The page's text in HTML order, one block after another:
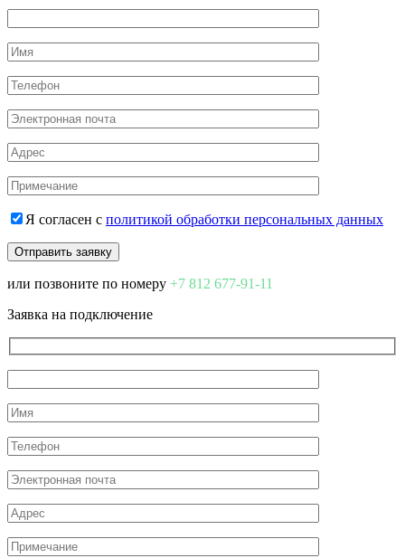
Я согласен с политикой обработки персональных данных
или позвоните по номеру +7 812 677-91-11
Заявка на подключение